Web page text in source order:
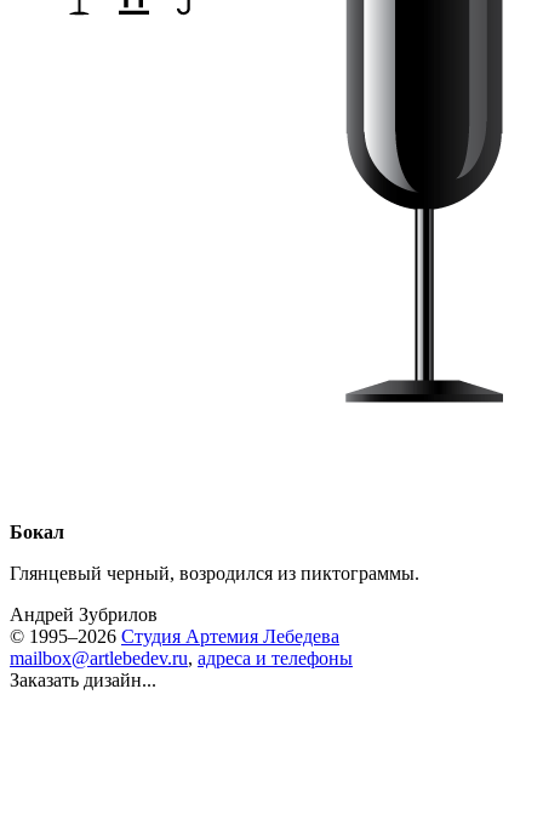
Бокал
Глянцевый черный, возродился из пиктограммы.
Андрей Зубрилов
© 1995–2026 Студия Артемия Лебедева
mailbox@artlebedev.ru, адреса и телефоны
Заказать дизайн...